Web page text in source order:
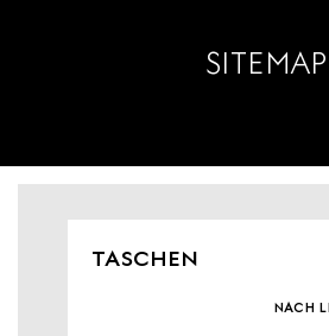
SITEMAP
TASCHEN
nach